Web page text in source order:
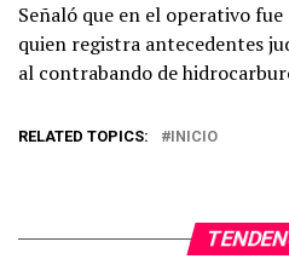
Señaló que en el operativo
quien registra antecedentes
al contrabando de
RELATED TOPICS: INICIO